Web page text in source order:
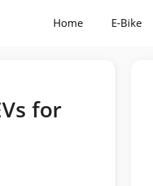
Home E-Bike
for